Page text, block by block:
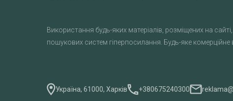
Використання будь-яких матеріалів, розміщених на
пошукових систем гіперпосилання. Будь-яке комерційне
Україна, 61000, Харків +380675240300